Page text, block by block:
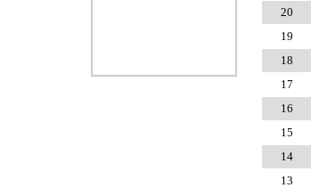
20
19
18
17
16
15
14
13